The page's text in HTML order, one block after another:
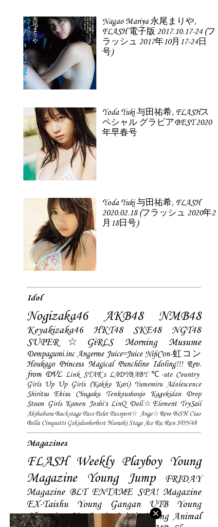
Nagao Mariya 永尾まりや,
FLASH 電子版 2017.10.17-24 (フ
ラッシュ 2017年10月17-24日
号)
Yoda Yuki 与田祐希, FLASHス
ペシャル グラビアBEST 2020
年早春号
Yoda Yuki 与田祐希, FLASH
2020.02.18 (フラッシュ 2020年2
月18日号)
Idol
Nogizaka46 AKB48 NMB48
Keyakizaka46 HKT48 SKE48
NGT48
SUPER☆GiRLS
Morning Musume
Dempagumi.inc Angerme Juice=Juice NijiCon-虹コン
Houkago Princess Magical Punchline Idoling!!! Rev.
from DVL Link STAR`s LADYBABY ℃-ute Country
Girls Up Up Girls (Kakko Kari) Yumemiru Adolescence
Shiritsu Ebisu Chugaku
Tenkoushoujo Kagekidan
Drop
Steam Girls Kamen Joshi's LinQ Doll☆Element TrySail
Akihabara Backstage Pass Palet Passport☆ Ange☆Reve BiSH Ciao
Bella Cinquetti Gekidanherbest Haraeki Stage Ace Ru:Run SDN48
Magazines
FLASH Weekly Playboy Young
Magazine
Young Jump
FRIDAY
Magazine BLT ENTAME SPA! Magazine
EX-Taishu
Young Gangan UTB
Young
Champion Big Comic Spirtis Young Animal